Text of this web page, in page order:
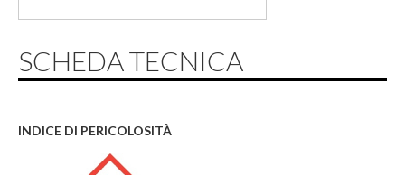
SCHEDA TECNICA
INDICE DI PERICOLOSITÀ